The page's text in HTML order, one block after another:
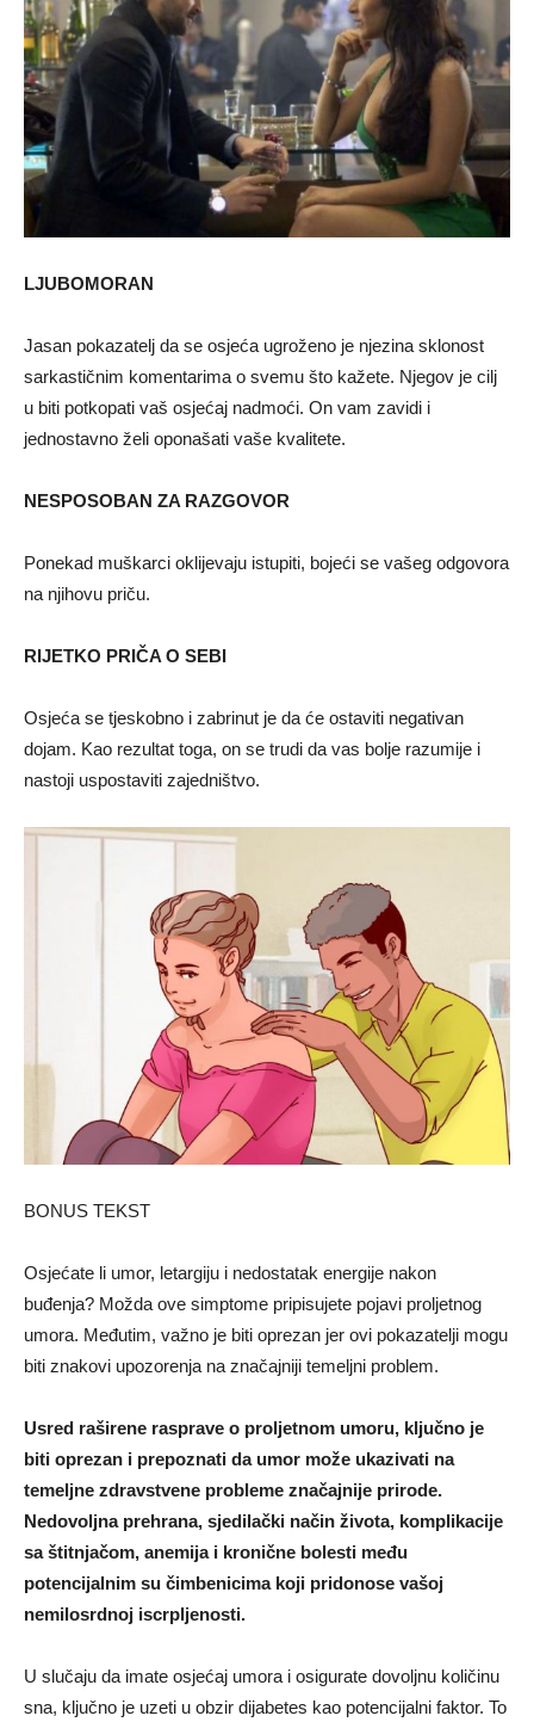
LJUBOMORAN
Jasan pokazatelj da se osjeća ugroženo je njezina sklonost
sarkastičnim komentarima o svemu što kažete. Njegov je cilj
u biti potkopati vaš osjećaj nadmoći. On vam zavidi i
jednostavno želi oponašati vaše kvalitete.
NESPOSOBAN ZA RAZGOVOR
Ponekad muškarci oklijevaju istupiti, bojeći se vašeg odgovora
na njihovu priču.
RIJETKO PRIČA O SEBI
Osjeća se tjeskobno i zabrinut je da će ostaviti negativan
dojam. Kao rezultat toga, on se trudi da vas bolje razumije i
nastoji uspostaviti zajedništvo.
BONUS TEKST
Osjećate li umor, letargiju i nedostatak energije nakon
buđenja? Možda ove simptome pripisujete pojavi proljetnog
umora. Međutim, važno je biti oprezan jer ovi pokazatelji mogu
biti znakovi upozorenja na značajniji temeljni problem.
Usred raširene rasprave o proljetnom umoru, ključno je
biti oprezan i prepoznati da umor može ukazivati na
temeljne zdravstvene probleme značajnije prirode.
Nedovoljna prehrana, sjedilački način života, komplikacije
sa štitnjačom, anemija i kronične bolesti među
potencijalnim su čimbenicima koji pridonose vašoj
nemilosrdnoj iscrpljenosti.
U slučaju da imate osjećaj umora i osigurate dovoljnu količinu
sna, ključno je uzeti u obzir dijabetes kao potencijalni faktor. To